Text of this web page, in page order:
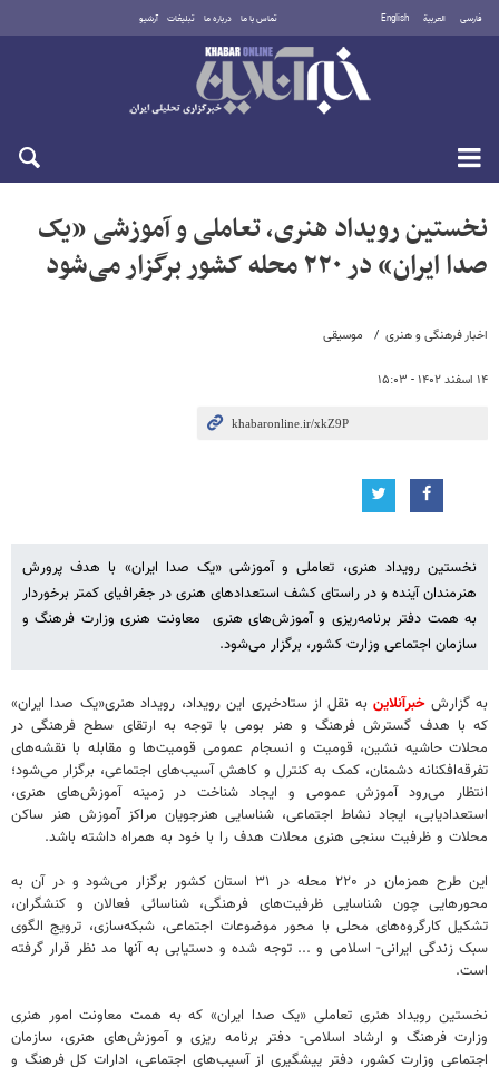
فارسی العربية English تماس با ما درباره ما تبلیغات آرشیو
شنبه ۱۷ مرداد ۱۴۰۵
اخبار فرهنگی و هنری موسیقی
۱۴ اسفند ۱۴۰۲ - ۱۵:۰۳
نخستین رویداد هنری، تعاملی و آموزشی «یک
صدا ایران» در ۲۲۰ محله کشور برگزار می‌شود
نخستین رویداد هنری، تعاملی و آموزشی «یک صدا ایران» با هدف پرورش
هنرمندان آینده و در راستای کشف استعدادهای هنری در جغرافیای کمتر برخوردار
به همت دفتر برنامه‌ریزی و آموزش‌های هنری معاونت هنری وزارت فرهنگ و
سازمان اجتماعی وزارت کشور، برگزار می‌شود.
به گزارشخبرآنلاینبه نقل از ستادخبری این رویداد، رویداد هنری«یک صدا ایران»
که با هدف گسترش فرهنگ و هنر بومی با توجه به ارتقای سطح فرهنگی در
محلات حاشیه نشین، قومیت و انسجام عمومی قومیت‌ها و مقابله با نقشه‌های
تفرقه‌افکنانه دشمنان، کمک به کنترل و کاهش آسیب‌های اجتماعی، برگزار می‌شود؛
انتظار می‌رود آموزش عمومی و ایجاد شناخت در زمینه آموزش‌های هنری،
استعدادیابی، ایجاد نشاط اجتماعی، شناسایی هنرجویان مراکز آموزش هنر ساکن
محلات و ظرفیت سنجی هنری محلات هدف را با خود به همراه داشته باشد.
این طرح همزمان در ۲۲۰ محله در ۳۱ استان کشور برگزار می‌شود و در آن به
محورهایی چون شناسایی ظرفیت‌های فرهنگی، شناسائی فعالان و کنشگران،
تشکیل کارگروه‌های محلی با محور موضوعات اجتماعی، شبکه‌سازی، ترویج الگوی
سبک زندگی ایرانی- اسلامی و ... توجه شده و دستیابی به آنها مد نظر قرار گرفته
است.
نخستین رویداد هنری تعاملی «یک صدا ایران» که به همت معاونت امور هنری
وزارت فرهنگ و ارشاد اسلامی- دفتر برنامه ریزی و آموزش‌های هنری، سازمان
اجتماعی وزارت کشور، دفتر پیشگیری از آسیب‌های اجتماعی، ادارات کل فرهنگ و